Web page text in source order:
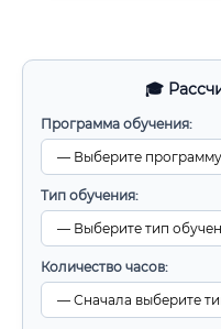
🎓
Программа обучения:
Тип обучения:
Количество часов: